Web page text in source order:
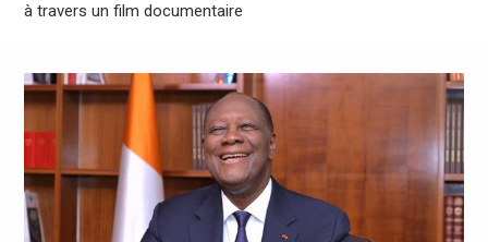
à travers un film documentaire